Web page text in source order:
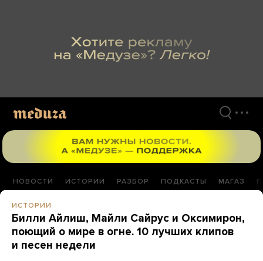
НОВОСТИ ИСТОРИИ РАЗБОР ПОДКАСТЫ МАГАЗ
ИСТОРИИ
Билли Айлиш, Майли Сайрус и Оксимирон,
поющий о мире в огне. 10 лучших клипов
и песен недели